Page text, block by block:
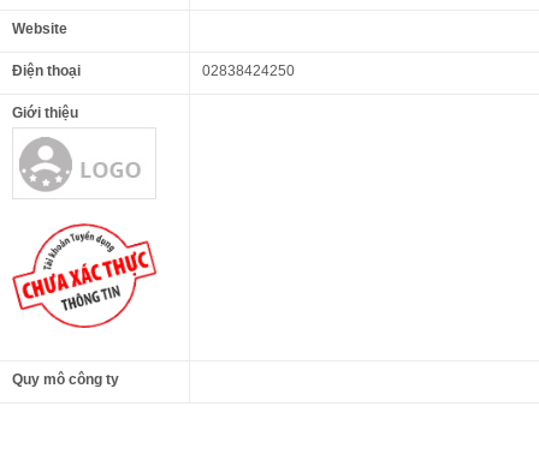
Website
Điện thoại 02838424250
Giới thiệu
Quy mô công ty